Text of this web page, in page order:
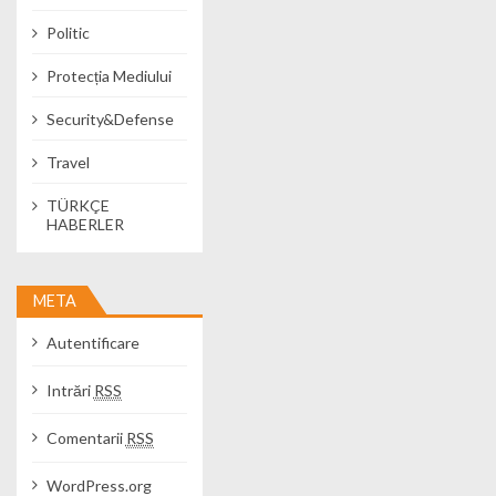
Politic
Protecția Mediului
Security&Defense
Travel
TÜRKÇE
HABERLER
META
Autentificare
Intrări RSS
Comentarii RSS
WordPress.org